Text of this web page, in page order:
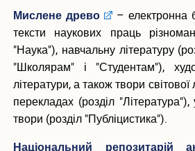
Мислене древо
– електронна
тексти наукових праць
"Наука"), навчальну літературу
"Школярам" і "Студентам"),
літератури, а також твори світової
перекладах (розділ "Література"),
твори (розділ "Публіцистика").